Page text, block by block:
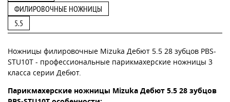
ФИЛИРОВОЧНЫЕ НОЖНИЦЫ
5.5
Ножницы филировочные Mizuka Дебют 5.5 28 зубцов PBS-
STU10T - профессиональные парикмахерские ножницы 3
класса серии Дебют.
Парикмахерские ножницы Mizuka Дебют 5.5 28 зубцов